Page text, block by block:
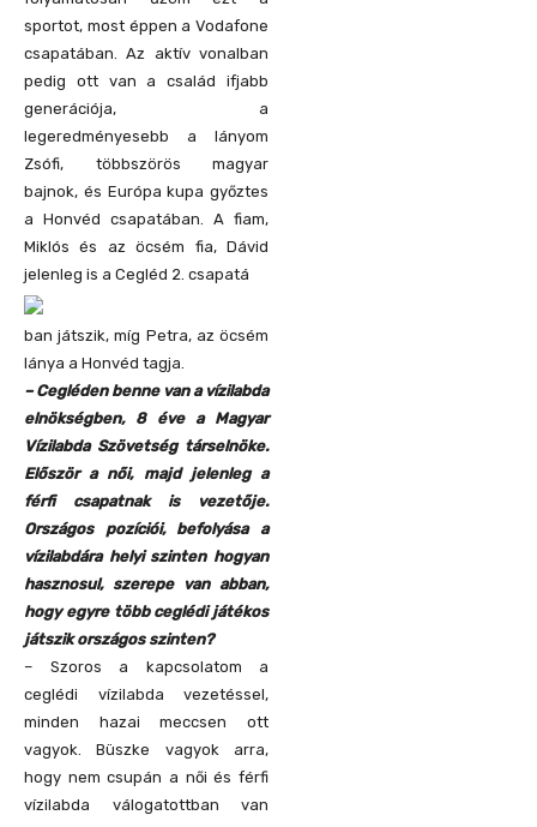
sportot, most éppen a Vodafone
csapatában. Az aktív vonalban
pedig ott van a család ifjabb
generációja, a
legeredményesebb a lányom
Zsófi, többszörös magyar
bajnok, és Európa kupa győztes
a Honvéd csapatában. A fiam,
Miklós és az öcsém fia, Dávid
jelenleg is a Cegléd 2. csapatá
ban játszik, míg Petra, az öcsém
lánya a Honvéd tagja.
– Cegléden benne van a vízilabda
elnökségben, 8 éve a Magyar
Vízilabda Szövetség társelnöke.
Először a női, majd jelenleg a
férfi csapatnak is vezetője.
Országos pozíciói, befolyása a
vízilabdára helyi szinten hogyan
hasznosul, szerepe van abban,
hogy egyre több ceglédi játékos
játszik országos szinten?
– Szoros a kapcsolatom a
ceglédi vízilabda vezetéssel,
minden hazai meccsen ott
vagyok. Büszke vagyok arra,
hogy nem csupán a női és férfi
vízilabda válogatottban van